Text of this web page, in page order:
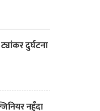
दुर्घटना
नहुँदा